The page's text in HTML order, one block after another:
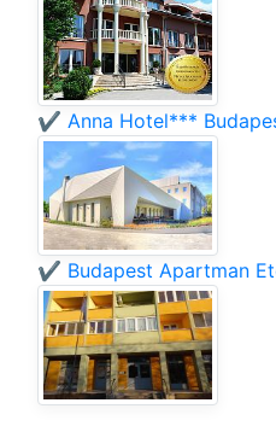
✔️ Anna Hotel***
✔️ Budapest Apartman